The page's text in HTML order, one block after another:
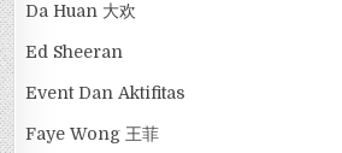
Da Huan 大欢
Ed Sheeran
Event Dan Aktifitas
Faye Wong 王菲